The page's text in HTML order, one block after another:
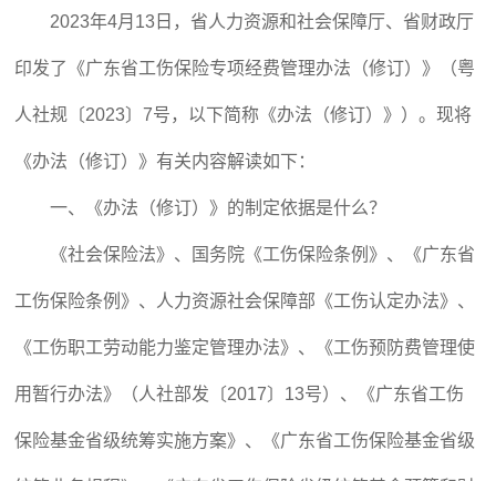
2023年4月13日，省人力资源和社会保障厅、省财政厅
印发了《广东省工伤保险专项经费管理办法（修订）》（粤
人社规〔2023〕7号，以下简称《办法（修订）》）。现将
《办法（修订）》有关内容解读如下：
一、《办法（修订）》的制定依据是什么？
《社会保险法》、国务院《工伤保险条例》、《广东省
工伤保险条例》、人力资源社会保障部《工伤认定办法》、
《工伤职工劳动能力鉴定管理办法》、《工伤预防费管理使
用暂行办法》（人社部发〔2017〕13号）、《广东省工伤
保险基金省级统筹实施方案》、《广东省工伤保险基金省级